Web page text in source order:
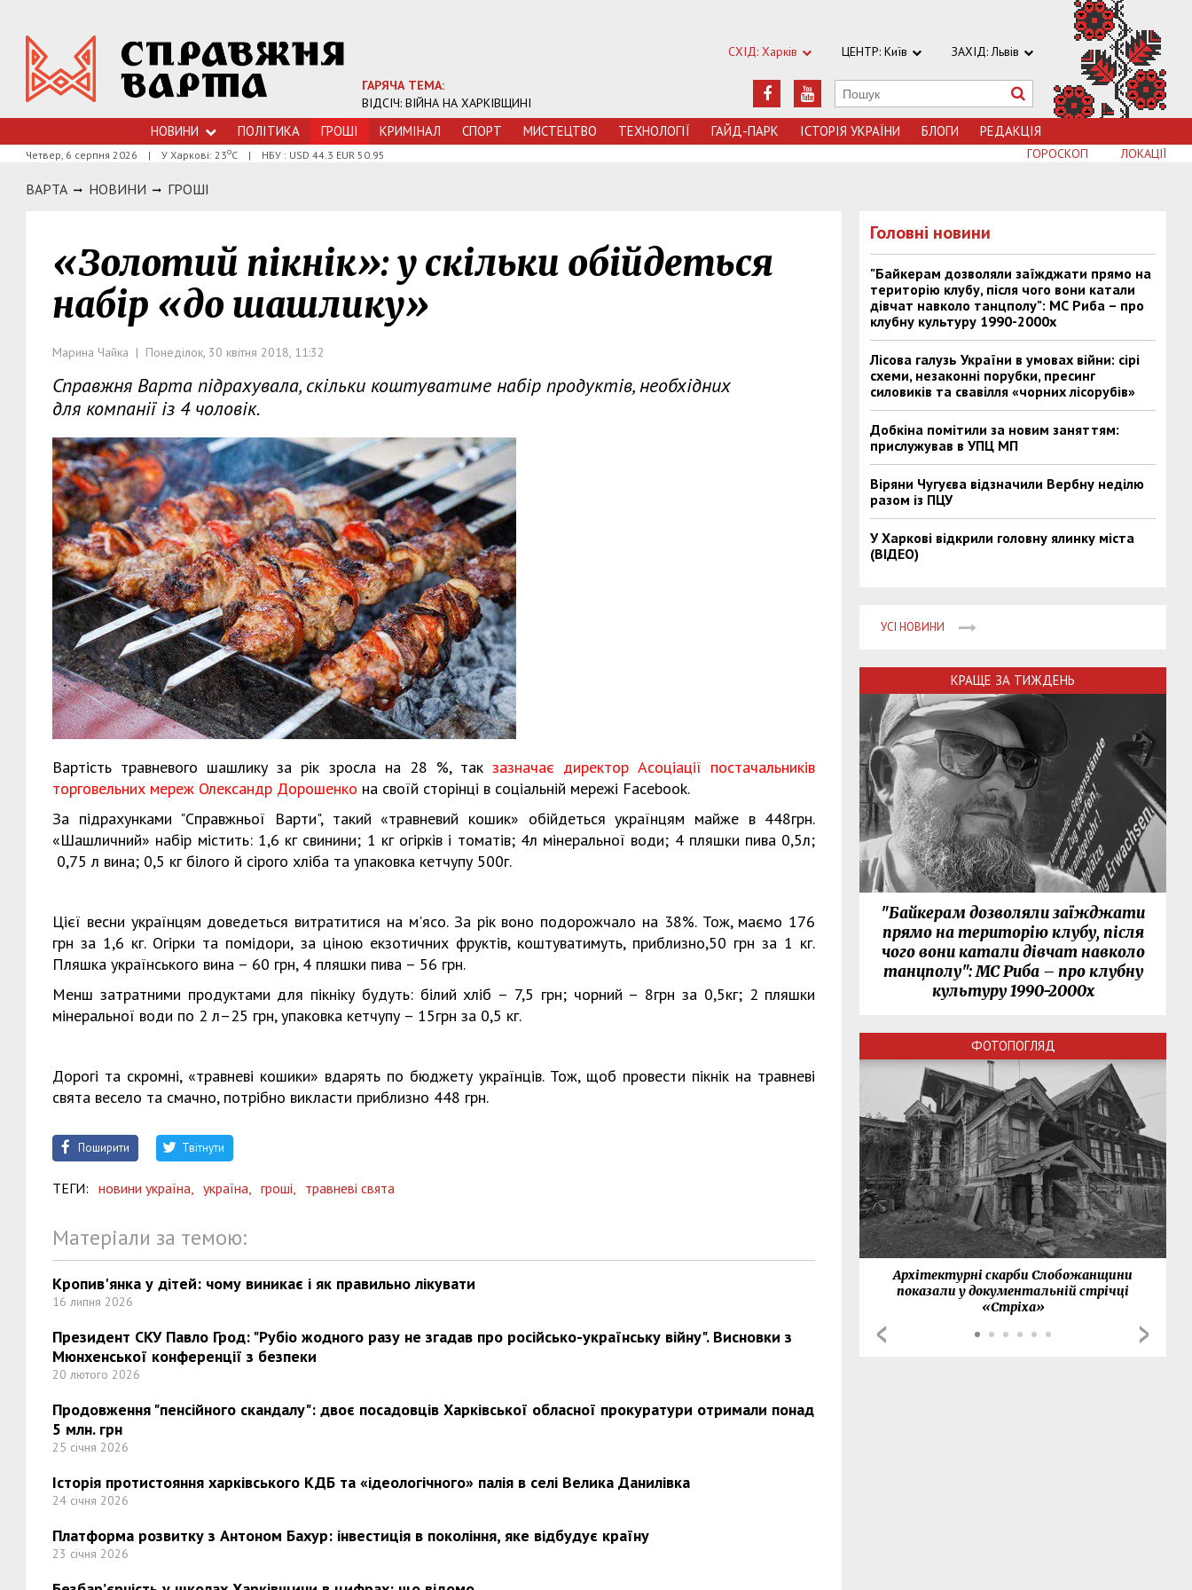
ГАРЯЧА ТЕМА:
ВІДСІЧ: ВІЙНА НА ХАРКІВЩИНІ
СХІД: Харків ЦЕНТР: Київ ЗАХІД: Львів
НОВИНИ ПОЛІТИКА ГРОШI КРИМIНАЛ СПОРТ МИСТЕЦТВО ТЕХНОЛОГIЇ ГАЙД-ПАРК ІСТОРІЯ УКРАЇНИ БЛОГИ РЕДАКЦІЯ
Четвер, 6 серпня 2026 | У Харкові: 23оС | НБУ : USD 44.3 EUR 50.95 ЛОКАЦІЇ
ГОРОСКОП
ВАРТА НОВИНИ ГРОШI
«Золотий пікнік»: у скільки обійдеться
набір «до шашлику»
Марина Чайка | Понеділок, 30 квітня 2018, 11:32
Справжня Варта підрахувала, скільки коштуватиме набір продуктів, необхідних
для компанії із 4 чоловік.
Вартість травневого шашлику за рік зросла на 28 %, такзазначає директор Асоціації постачальників
торговельних мереж Олександр Дорошенко на своїй сторінці в соціальній мережі Facebook.
За підрахунками "Справжньої Варти", такий «травневий кошик» обійдеться українцям майже в 448грн.
«Шашличний» набір містить: 1,6 кг свинини; 1 кг огірків і томатів; 4л мінеральної води; 4 пляшки пива 0,5л;
0,75 л вина; 0,5 кг білого й сірого хліба та упаковка кетчупу 500г.
Цієї весни українцям доведеться витратитися на м'ясо. За рік воно подорожчало на 38%. Тож, маємо 176
грн за 1,6 кг. Огірки та помідори, за ціною екзотичних фруктів, коштуватимуть, приблизно,50 грн за 1 кг.
Пляшка українського вина – 60 грн, 4 пляшки пива – 56 грн.
Менш затратними продуктами для пікніку будуть: білий хліб – 7,5 грн; чорний – 8грн за 0,5кг; 2 пляшки
мінеральної води по 2 л–25 грн, упаковка кетчупу – 15грн за 0,5 кг.
Дорогі та скромні, «травневі кошики» вдарять по бюджету українців. Тож, щоб провести пікнік на травневі
свята весело та смачно, потрібно викласти приблизно 448 грн.
Поширити Твітнути
ТЕГИ: новини україна, україна, гроші, травневі свята
Матеріали за темою:
Кропив'янка у дітей: чому виникає і як правильно лікувати
16 липня 2026
Президент СКУ Павло Грод: "Рубіо жодного разу не згадав про російсько-українську війну". Висновки з
Мюнхенської конференції з безпеки
20 лютого 2026
Продовження "пенсійного скандалу": двоє посадовців Харківської обласної прокуратури отримали понад
5 млн. грн
25 січня 2026
Історія протистояння харківського КДБ та «ідеологічного» палія в селі Велика Данилівка
24 січня 2026
Платформа розвитку з Антоном Бахур: інвестиція в покоління, яке відбудує країну
23 січня 2026
Головні новини
"Байкерам дозволяли заїжджати прямо на
територію клубу, після чого вони катали
дівчат навколо танцполу": МС Риба – про
клубну культуру 1990-2000х
Лісова галузь України в умовах війни: сірі
схеми, незаконні порубки, пресинг
силовиків та свавілля «чорних лісорубів»
Добкіна помітили за новим заняттям:
прислужував в УПЦ МП
Віряни Чугуєва відзначили Вербну неділю
разом із ПЦУ
У Харкові відкрили головну ялинку міста
(ВІДЕО)
УСІ НОВИНИ
КРАЩЕ ЗА ТИЖДЕНЬ
"Байкерам дозволяли заїжджати
прямо на територію клубу, після
чого вони катали дівчат навколо
танцполу": МС Риба – про клубну
культуру 1990-2000х
ФОТОПОГЛЯД
Архітектурні скарби Слобожанщини
показали у документальній стрічці
«Стріха»